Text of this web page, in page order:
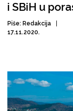
i SBiH u
Piše: Redakcija
17.11.2020.